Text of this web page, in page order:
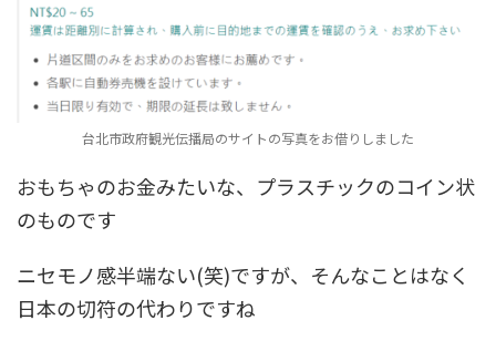
台北市政府観光伝播局のサイトの写真をお借りしました
おもちゃのお金みたいな、プラスチックのコイン状
のものです
ニセモノ感半端ない(笑)ですが、そんなことはなく
日本の切符の代わりですね